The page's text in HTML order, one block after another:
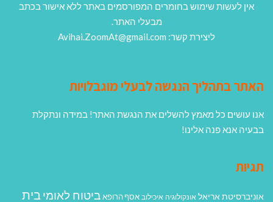
אין לעשות שימוש בחומרים המפורסמים באתר ללא אישור בכתב
מבעלי האתר.
ליצירת קשר: Avihai.ZoomAt@gmail.com
האתר בתהליך הנגשה לבעלי מוגבלויות
אנו עושים כל מאמץ להשלים את הנגשת האתר! במידה ונתקלת
בבעיה אנא פנה אלינו!
תגיות
אוניברסיטת אריאל אונקולוגיה איכילוב אסף הרופא ביטוח לאומיבית